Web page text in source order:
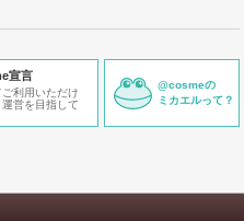
宣言
利用いただけ
運営を目指して
@cosmeの
ミカエルって？